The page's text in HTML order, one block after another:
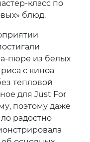
класс по
блюд.
пюре из белых
с киноа
тепловой
для Just For
поэтому даже
радостно